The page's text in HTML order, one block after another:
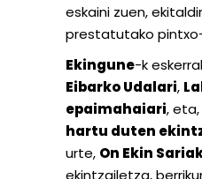
eskaini zuen,
prestatutako
Ekingune-k
Eibarko Udalari,
epaimahaiari, eta,
hartu duten
urte, On Ekin
ekintzailetza,